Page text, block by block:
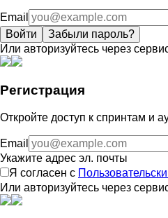
Email
Войти
Забыли пароль?
Или авторизуйтесь через
Регистрация
Откройте доступ к спринтам и
Email
Укажите адрес эл. почты
Я согласен с
Или авторизуйтесь через